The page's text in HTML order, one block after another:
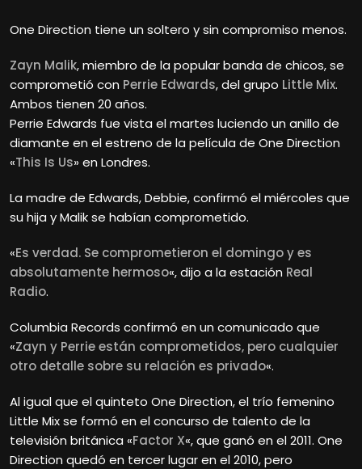
One Direction tiene un soltero y sin compromiso menos.
Zayn Malik, miembro de la popular banda de chicos, se
comprometió con Perrie Edwards, del grupo Little Mix.
Ambos tienen 20 años.
Perrie Edwards fue vista el martes luciendo un anillo de
diamante en el estreno de la película de One Direction
«This Is Us» en Londres.
La madre de Edwards, Debbie, confirmó el miércoles que
su hija y Malik se habían comprometido.
«Es verdad. Se comprometieron el domingo y es
absolutamente hermoso«, dijo a la estación Real
Radio.
Columbia Records confirmó en un comunicado que
«Zayn y Perrie están comprometidos, pero cualquier
otro detalle sobre su relación es privado«.
Al igual que el quinteto One Direction, el trío femenino
Little Mix se formó en el concurso de talento de la
televisión británica «Factor X«, que ganó en el 2011. One
Direction quedó en tercer lugar en el 2010, pero